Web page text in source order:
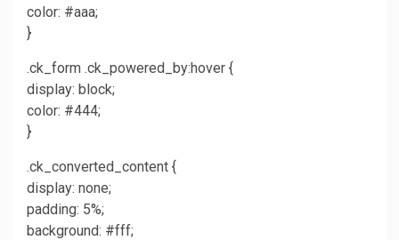
color: #aaa;
}
.ck_form .ck_powered_by:hover {
display: block;
color: #444;
}
.ck_converted_content {
display: none;
padding: 5%;
background: #fff;